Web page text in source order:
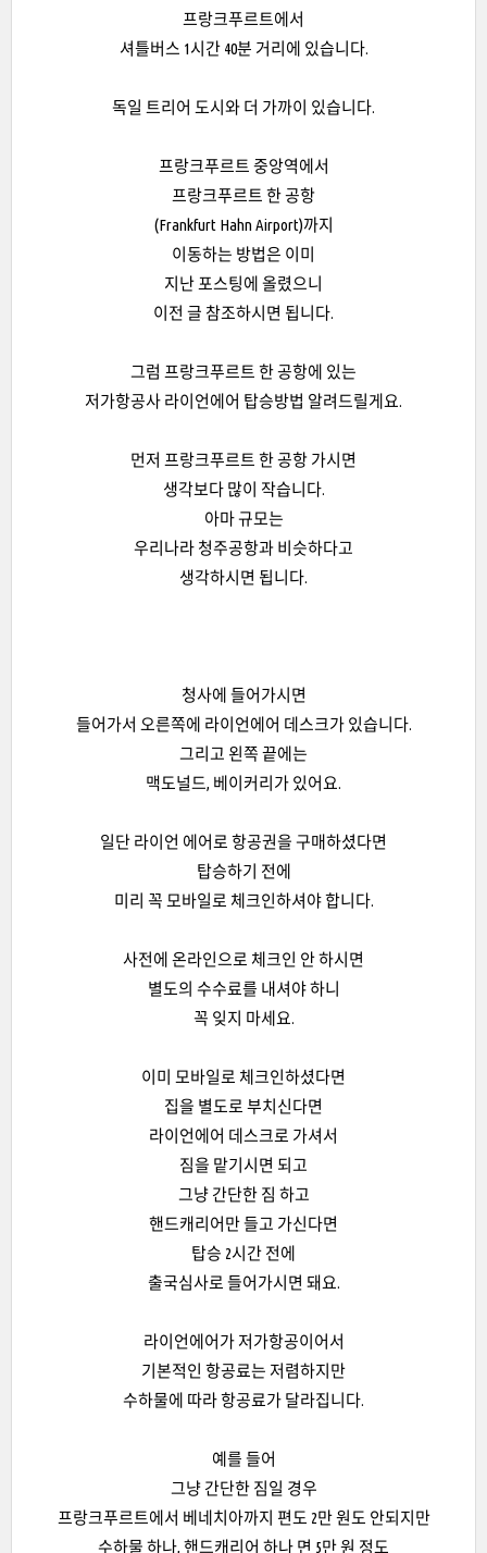
프랑크푸르트에서
셔틀버스 1시간 40분 거리에 있습니다.
독일 트리어 도시와 더 가까이 있습니다.
프랑크푸르트 중앙역에서
프랑크푸르트 한 공항
(Frankfurt Hahn Airport)까지
이동하는 방법은 이미
지난 포스팅에 올렸으니
이전 글 참조하시면 됩니다.
그럼 프랑크푸르트 한 공항에 있는
저가항공사 라이언에어 탑승방법 알려드릴게요.
먼저 프랑크푸르트 한 공항 가시면
생각보다 많이 작습니다.
아마 규모는
우리나라 청주공항과 비슷하다고
생각하시면 됩니다.
청사에 들어가시면
들어가서 오른쪽에 라이언에어 데스크가 있습니다.
그리고 왼쪽 끝에는
맥도널드, 베이커리가 있어요.
일단 라이언 에어로 항공권을 구매하셨다면
탑승하기 전에
미리 꼭 모바일로 체크인하셔야 합니다.
사전에 온라인으로 체크인 안 하시면
별도의 수수료를 내셔야 하니
꼭 잊지 마세요.
이미 모바일로 체크인하셨다면
집을 별도로 부치신다면
라이언에어 데스크로 가셔서
짐을 맡기시면 되고
그냥 간단한 짐 하고
핸드캐리어만 들고 가신다면
탑승 2시간 전에
출국심사로 들어가시면 돼요.
라이언에어가 저가항공이어서
기본적인 항공료는 저렴하지만
수하물에 따라 항공료가 달라집니다.
예를 들어
그냥 간단한 짐일 경우
프랑크푸르트에서 베네치아까지 편도 2만 원도 안되지만
수하물 하나, 핸드캐리어 하나 면 5만 원 정도